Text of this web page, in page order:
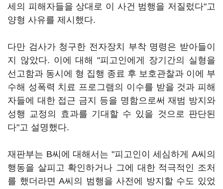
세의 피해자들을 상대로 이 사건 범행을 저질렀다"고
양형 사유를 제시했다.
다만 검사가 청구한 전자장치 부착 명령은 받아들이
지 않았다. 이에 대해 "피고인에게 장기간의 실형을
선고함과 동시에 형 집행 종료 후 보호관찰과 이에 부
수해 성폭력 치료 프로그램의 이수를 받을 것과 피해
자들에 대한 접근 금지 등을 명함으로써 재범 방지와
성행 교정의 효과를 기대할 수 있을 것으로 판단된
다"고 설명했다.
재판부는 B씨에 대해서는 "피고인이 세심하게 A씨의
행동을 살피고 확인하거나 그에 대한 적극적인 조처
를 했더라면 A씨의 범행을 사전에 방지할 수도 있었